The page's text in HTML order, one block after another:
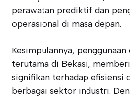
perawatan prediktif dan
operasional di masa depan.
Kesimpulannya,
terutama di Bekasi,
signifikan terhadap efisiensi
berbagai sektor industri.